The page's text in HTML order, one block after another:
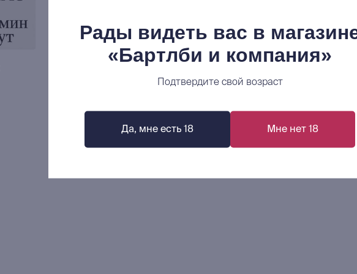
Рады видеть вас в
«Бартлби и компания»
Подтвердите свой возраст
Да, мне есть 18 Мне нет 18
Иностранная литература №8 (2023)
780 р.
В корзину